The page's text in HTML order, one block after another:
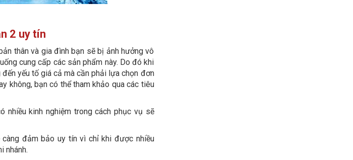
2 uy tín
thân và gia đình bạn sẽ bị ảnh hưởng vô
cung cấp các sản phẩm này. Do đó khi
đến yếu tố giá cả mà cần phải lựa chọn đơn
không, bạn có thể tham khảo qua các tiêu
nhiều kinh nghiệm trong cách phục vụ sẽ
đảm bảo uy tín vì chỉ khi được nhiều
nhánh.